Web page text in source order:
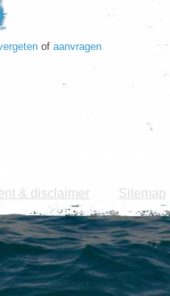
of aanvragen
& disclaimer Sitemap